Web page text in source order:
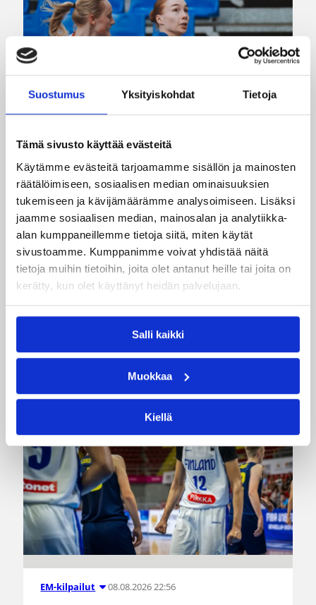
Suostumus Yksityiskohdat Tietoja
Tämä sivusto käyttää evästeitä
Käytämme evästeitä tarjoamamme sisällön ja mainosten
räätälöimiseen, sosiaalisen median ominaisuuksien
tukemiseen ja kävijämäärämme analysoimiseen. Lisäksi
jaamme sosiaalisen median, mainosalan ja analytiikka-
alan kumppaneillemme tietoja siitä, miten käytät
sivustoamme. Kumppanimme voivat yhdistää näitä
tietoja muihin tietoihin, joita olet antanut heille tai joita on
kerätty, kun olet käyttänyt heidän palvelujaan.
Salli kaikki
Muokkaa
Kiellä
3×3 08.08.2026 22:58
Suomea edustavat 3×3-
joukkueet aloittivat Nordic Cup
-urakkansa Kööpenhaminassa
Naisten joukkue nappasi avauspäivänä kaksi
voittoa neljästä ottelustaan, kun taas miesten
kamppailuissa, mutta jäi tällä kertaa ilman
EM-kilpailut 08.08.2026 22:56